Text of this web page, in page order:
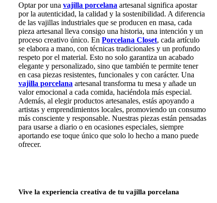
Optar por una vajilla porcelana artesanal significa apostar
por la autenticidad, la calidad y la sostenibilidad. A diferencia
de las vajillas industriales que se producen en masa, cada
pieza artesanal lleva consigo una historia, una intención y un
proceso creativo único. En Porcelana Closet, cada artículo
se elabora a mano, con técnicas tradicionales y un profundo
respeto por el material. Esto no solo garantiza un acabado
elegante y personalizado, sino que también te permite tener
en casa piezas resistentes, funcionales y con carácter. Una
vajilla porcelana artesanal transforma tu mesa y añade un
valor emocional a cada comida, haciéndola más especial.
Además, al elegir productos artesanales, estás apoyando a
artistas y emprendimientos locales, promoviendo un consumo
más consciente y responsable. Nuestras piezas están pensadas
para usarse a diario o en ocasiones especiales, siempre
aportando ese toque único que solo lo hecho a mano puede
ofrecer.
Vive la experiencia creativa de tu vajilla porcelana